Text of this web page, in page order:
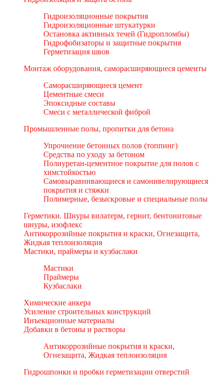
Гидроизоляционные покрытия
Гидроизоляционные штукатурки
Остановка активных течей (Гидропломбы)
Гидрофобизаторы и защитные покрытия
Герметизация швов
Монтаж оборудования, саморасширяющиеся цементы
Саморасширяющиеся цемент
Цементные смеси
Эпоксидные составы
Смеси с металлической фиброй
Промышленные полы, пропитки для бетона
Упрочнение бетонных полов (топпинг)
Средства по уходу за бетоном
Полиуретан-цементное покрытие для полов с
химстойкостью
Самовыравнивающиеся и самонивелирующиеся
покрытия и стяжки
Полимерные, безыскровые и специальные полы
Герметики. Шнуры вилатерм, гернит, бентонитовые
шнуры, изофлекс
Антикоррозийные покрытия и краски, Огнезащита,
Жидкая теплоизоляция
Мастики, праймеры и кузбаслаки
Мастики
Праймеры
Кузбаслаки
Химические анкера
Усиление строительных конструкций
Инъекционные материалы
Добавки в бетоны и растворы
Антикоррозийные покрытия и краски,
Огнезащита, Жидкая теплоизоляция
Гидрошпонки и пробки герметизации отверстий